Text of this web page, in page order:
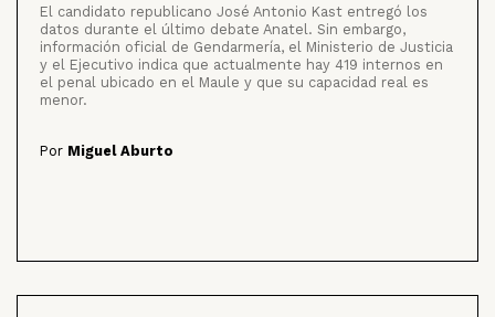
El candidato republicano José Antonio Kast entregó los
datos durante el último debate Anatel. Sin embargo,
información oficial de Gendarmería, el Ministerio de Justicia
y el Ejecutivo indica que actualmente hay 419 internos en
el penal ubicado en el Maule y que su capacidad real es
menor.
Por Miguel Aburto